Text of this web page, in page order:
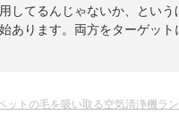
してるんじゃないか、という
あります。両方をターゲッ
ットの毛を吸い取る空気清浄機ラ